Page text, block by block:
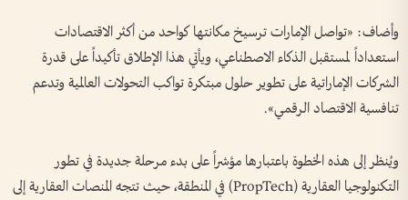
وأضاف: «تواصل الإمارات ترسيخ مكانتها كواحد من أكثر الاقتصادات
استعداداً لمستقبل الذكاء الاصطناعي، ويأتي هذا الإطلاق تأكيداً على قدرة
الشركات الإماراتية على تطوير حلول مبتكرة تواكب التحولات العالمية وتدعم
تنافسية الاقتصاد الرقمي».
ويُنظر إلى هذه الخطوة باعتبارها مؤشراً على بدء مرحلة جديدة في تطور
التكنولوجيا العقارية (PropTech) في المنطقة، حيث تتجه المنصات العقارية إلى